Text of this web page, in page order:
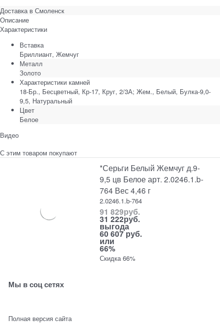
Доставка в Смоленск
Описание
Характеристики
Вставка
Бриллиант, Жемчуг
Металл
Золото
Характеристики камней
18-Бр., Бесцветный, Кр-17, Круг, 2/3А; Жем., Белый, Булка-9,0-
9,5, Натуральный
Цвет
Белое
Видео
С этим товаром покупают
*Серьги Белый Жемчуг д.9-
9,5 цв Белое арт. 2.0246.1.b-
764 Вес 4,46 г
2.0246.1.b-764
91 829руб.
31 222руб.
выгода
60 607 руб.
или
66%
Скидка 66%
Мы в соц сетях
Полная версия сайта